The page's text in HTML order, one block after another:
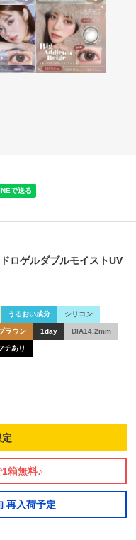
ロゲルダブルモイストUV
うるおい成分 シリコン
ラウン 1day DIA14.2mm
チあり
箱無料♪
再入荷予定